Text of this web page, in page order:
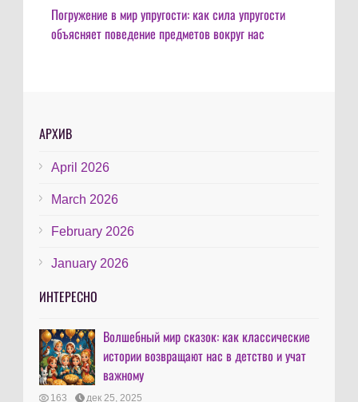
Погружение в мир упругости: как сила упругости
объясняет поведение предметов вокруг нас
АРХИВ
April 2026
March 2026
February 2026
January 2026
ИНТЕРЕСНО
Волшебный мир сказок: как классические
истории возвращают нас в детство и учат
важному
163 дек 25, 2025